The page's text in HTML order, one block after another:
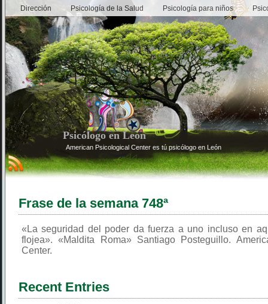
Dirección Psicología de la Salud Psicología para niños
Psicólogo en León
American Psicological Center es tú psicólogo en León
Frase de la semana 748ª
«La seguridad del poder da fuerza a uno incluso en
flojea». «Maldita Roma» Santiago Posteguillo.
Center.
Recent Entries